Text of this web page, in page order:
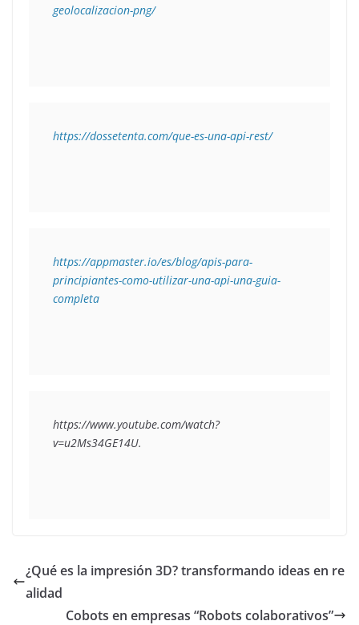
geolocalizacion-png/
https://dossetenta.com/que-es-una-api-rest/
https://appmaster.io/es/blog/apis-para-
principiantes-como-utilizar-una-api-una-guia-
completa
https://www.youtube.com/watch?
v=u2Ms34GE14U.
¿Qué es la impresión 3D? transformando ideas en re
alidad
Cobots en empresas “Robots colaborativos”